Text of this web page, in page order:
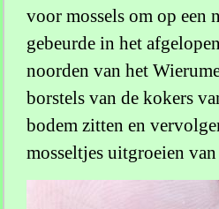
voor mossels om op een
gebeurde in het
noorden van het
borstels van de kokers
bodem zitten en
mosseltjes uitgroeien